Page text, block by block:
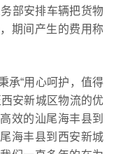
部安排车辆把货物
期间产生的费用称
承“用心呵护，值得
安新城区物流的优
效的汕尾海丰县到
海丰县到西安新城